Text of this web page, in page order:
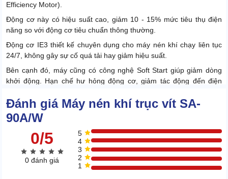
Efficiency Motor).
Động cơ này có hiệu suất cao, giảm 10 - 15% mức tiêu thụ điện
năng so với động cơ tiêu chuẩn thông thường.
Động cơ IE3 thiết kế chuyên dụng cho máy nén khí chạy liên tục
24/7, không gây sự cố quá tải hay giảm hiệu suất.
Bên cạnh đó, máy cũng có công nghệ Soft Start giúp giảm dòng
khởi động. Hạn chế hư hỏng động cơ, giảm tác động đến điện
Đánh giá Máy nén khí trục vít SA-
90A/W
0/5
0 đánh giá
5
4
3
2
1